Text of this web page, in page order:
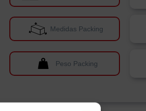
Medidas Packing
Peso Packing